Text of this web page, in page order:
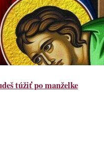
túžiť po manželke